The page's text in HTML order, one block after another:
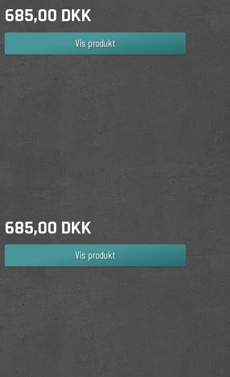
685,00 DKK
Vis produkt
685,00 DKK
Vis produkt